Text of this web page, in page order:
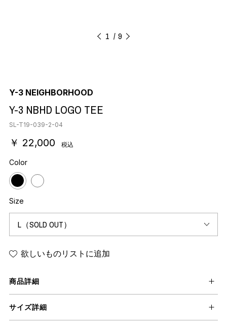
1 9
Y-3 NEIGHBORHOOD
Y-3 NBHD LOGO TEE
SL-T19-039-2-04
￥ 22,000 税込
Color
Size
欲しいものリストに追加
商品詳細
サイズ詳細